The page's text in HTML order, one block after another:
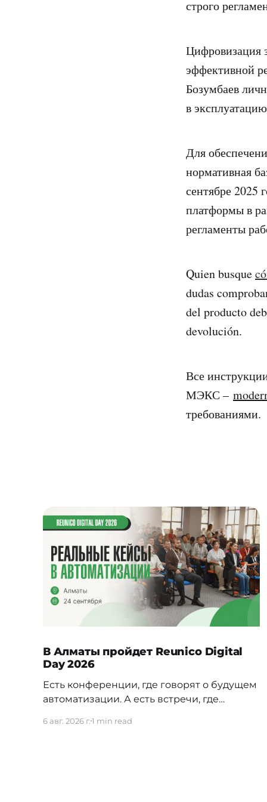
строго
Цифровизация
эффективной
Бозумбаев
в
Для
нормативная
сентябре 2025
платформы в
регламенты
Quien busque
dudas
del producto
devolución.
Все
МЭКС –
требованиями.
В Алматы пройдет Reunico Digital
Day 2026
Есть конференции, где говорят о будущем
автоматизации. А есть встречи, где
внутри реальных компаний. 24 сентября в
6 авг. 2026 г.1 min read